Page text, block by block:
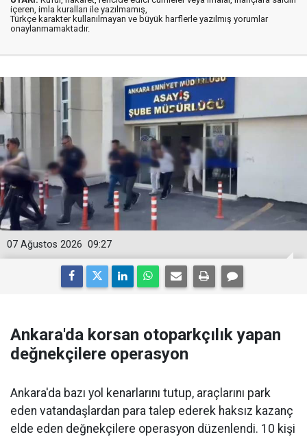
içeren, imla kuralları ile yazılmamış,
Türkçe karakter kullanılmayan ve büyük harflerle yazılmış yorumlar
onaylanmamaktadır.
09:27
07 Ağustos 2026
Ankara'da korsan otoparkçılık yapan
değnekçilere operasyon
Ankara'da bazı yol kenarlarını tutup, araçlarını park
eden vatandaşlardan para talep ederek haksız kazanç
elde eden değnekçilere operasyon düzenlendi. 10 kişi